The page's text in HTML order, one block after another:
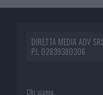
DIRETTA MEDIA ADV SRL
P.I. 02839380306
Chi siamo